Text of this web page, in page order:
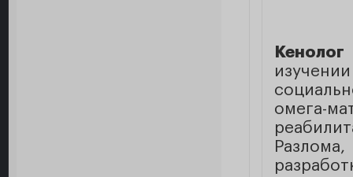
Кенолог
омега-